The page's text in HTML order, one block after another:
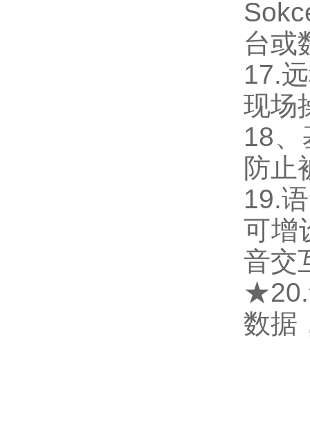
台或
17.
现场
18
防止
19.
可增
音交
★20.
数据